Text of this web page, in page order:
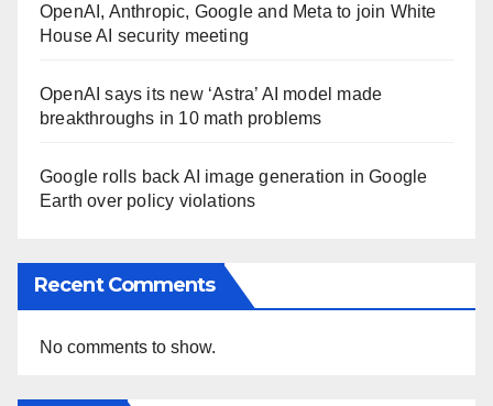
OpenAI, Anthropic, Google and Meta to join White
House AI security meeting
OpenAI says its new ‘Astra’ AI model made
breakthroughs in 10 math problems
Google rolls back AI image generation in Google
Earth over policy violations
Recent Comments
No comments to show.